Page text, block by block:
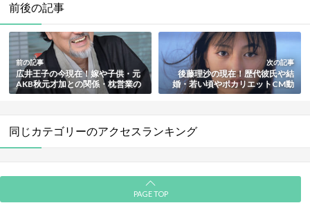
前後の記事
前の記事
広井王子の今現在！嫁や子供・元
AKB秋元才加との関係・枕営業の
噂と真相も総まとめ
次の記事
後藤理沙の現在！歴代彼氏や結
婚・若い頃やポカリエットCM動
画も総まとめ【画像多数】
同じカテゴリーのアクセスランキング
PAGE TOP